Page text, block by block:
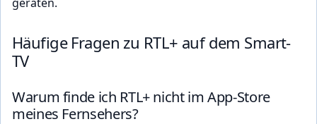
Häufige Fragen zu RTL+ auf dem Smart-
TV
Warum finde ich RTL+ nicht im App-Store
meines Fernsehers?